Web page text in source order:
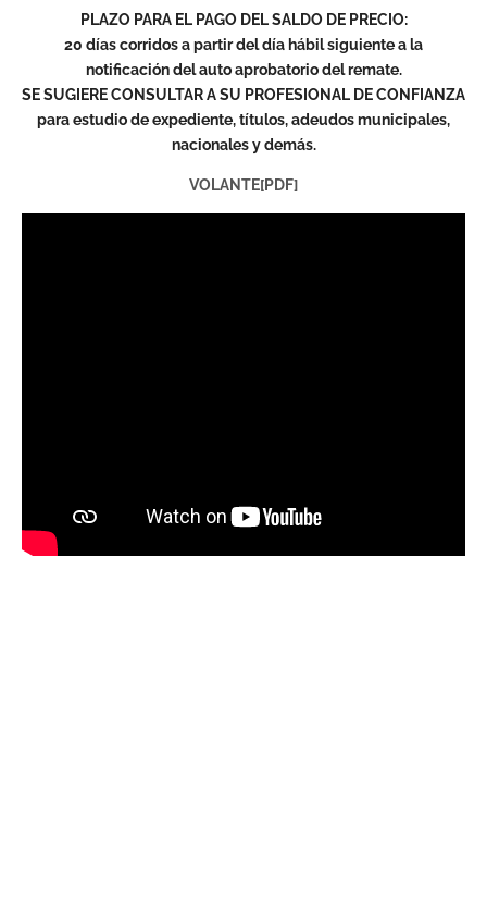
PLAZO PARA EL PAGO DEL SALDO DE PRECIO:
20 días corridos a partir del día hábil siguiente a la
notificación del auto aprobatorio del remate.
SE SUGIERE CONSULTAR A SU PROFESIONAL DE CONFIANZA
para estudio de expediente, títulos, adeudos municipales,
nacionales y demás.
VOLANTE[PDF]